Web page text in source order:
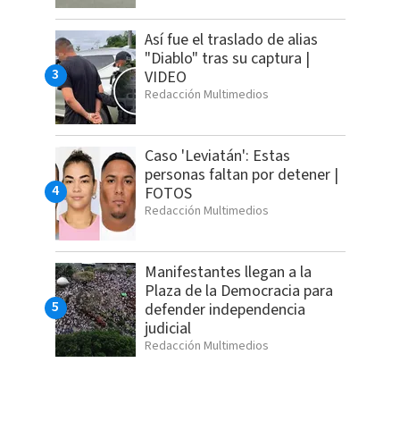
Así fue el traslado de alias
"Diablo" tras su captura |
VIDEO
Redacción Multimedios
Caso 'Leviatán': Estas
personas faltan por detener |
FOTOS
Redacción Multimedios
Manifestantes llegan a la
Plaza de la Democracia para
defender independencia
judicial
Redacción Multimedios